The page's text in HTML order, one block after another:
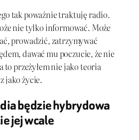
tak poważnie traktuję radio.
nie tylko informować. Może
prowadzić, zatrzymywać
dawać mu poczucie, że nie
to przeżyłem nie jako teoria
jako życie.
będzie hybrydowa
jej wcale